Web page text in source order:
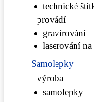
technické
provádí
gravírování
laserování
Samolepky
výroba
samolepky